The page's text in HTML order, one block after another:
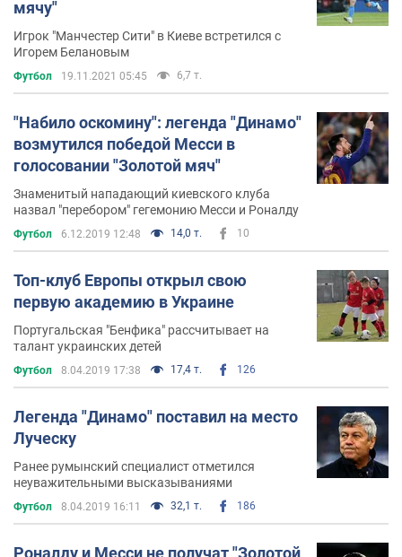
мячу"
Игрок "Манчестер Сити" в Киеве встретился с
Игорем Белановым
Футбол 19.11.2021 05:45 6,7 т.
"Набило оскомину": легенда "Динамо"
возмутился победой Месси в
голосовании "Золотой мяч"
Знаменитый нападающий киевского клуба
назвал "перебором" гегемонию Месси и Роналду
Футбол 6.12.2019 12:48 14,0 т. 10
Топ-клуб Европы открыл свою
первую академию в Украине
Португальская "Бенфика" рассчитывает на
талант украинских детей
Футбол 8.04.2019 17:38 17,4 т. 126
Легенда "Динамо" поставил на место
Луческу
Ранее румынский специалист отметился
неуважительными высказываниями
Футбол 8.04.2019 16:11 32,1 т. 186
Роналду и Месси не получат "Золотой